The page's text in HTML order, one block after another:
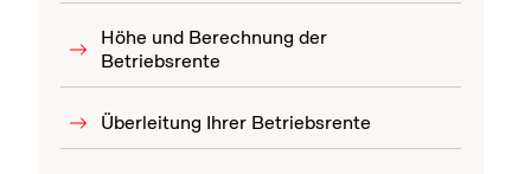
Höhe und Berechnung der
Betriebsrente
Überleitung Ihrer Betriebsrente